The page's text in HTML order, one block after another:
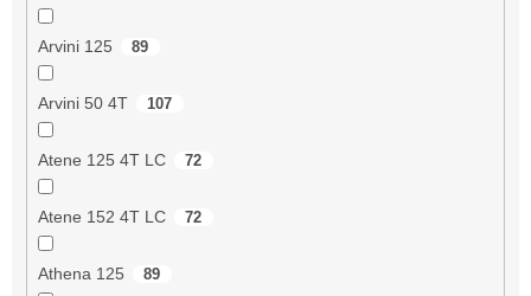
Arvini 125 89
Arvini 50 4T 107
Atene 125 4T LC 72
Atene 152 4T LC 72
Athena 125 89